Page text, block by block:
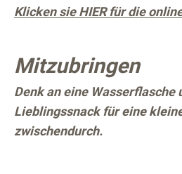
Klicken sie HIER für die
Mitzubringen
Denk an eine Wasserflasche
Lieblingssnack für eine
zwischendurch.